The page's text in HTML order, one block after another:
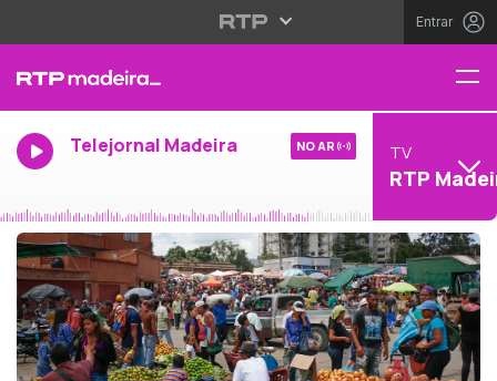
Entrar
Telejornal Madeira NO AR TV
RTP